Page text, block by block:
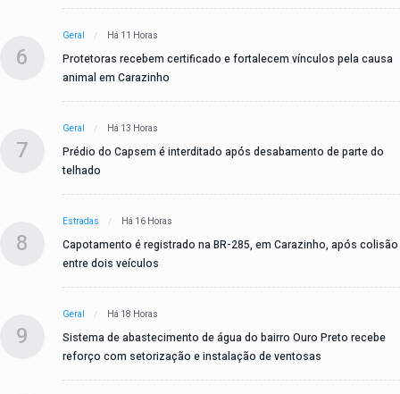
6
Geral Há 11 Horas
Protetoras recebem certificado e fortalecem vínculos pela causa
animal em Carazinho
7
Geral Há 13 Horas
Prédio do Capsem é interditado após desabamento de parte do
telhado
8
Estradas Há 16 Horas
Capotamento é registrado na BR-285, em Carazinho, após colisão
entre dois veículos
9
Geral Há 18 Horas
Sistema de abastecimento de água do bairro Ouro Preto recebe
reforço com setorização e instalação de ventosas